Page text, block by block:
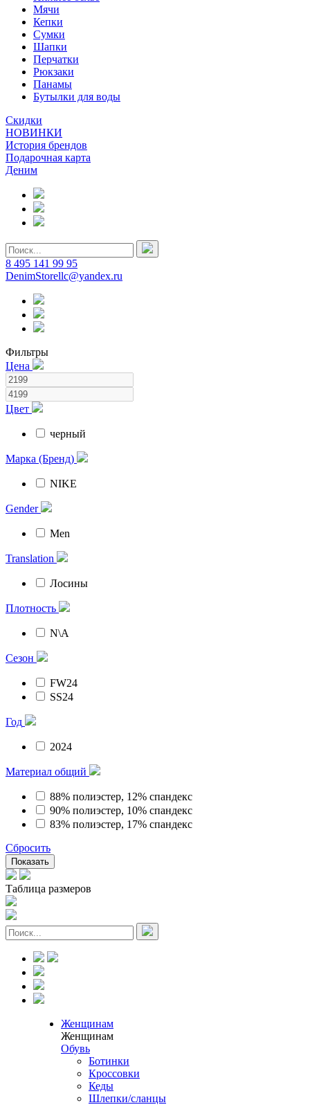
Мячи
Кепки
Сумки
Шапки
Перчатки
Рюкзаки
Панамы
Бутылки для воды
Скидки
НОВИНКИ
История брендов
Подарочная карта
Деним
8 495 141 99 95
DenimStorellc@yandex.ru
Фильтры
Цена
Цвет
черный
Марка (Бренд)
NIKE
Gender
Men
Translation
Лосины
Плотность
N\A
Сезон
FW24
SS24
Год
2024
Материал общий
88% полиэстер, 12% спандекс
90% полиэстер, 10% спандекс
83% полиэстер, 17% спандекс
Сбросить
Показать
Таблица размеров
Женщинам
Женщинам
Обувь
Ботинки
Кроссовки
Кеды
Шлепки/сланцы